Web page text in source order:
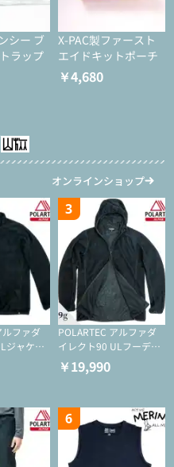
シー ブ
ラップ
X-PAC製ファースト
エイドキットポーチ
￥4,680
オンラインショップ
ルファダ
ジャケッ
インサレ
レイヤ
3
POLARTEC アルファダ
イレクト90 ULフーディ
（アクティブインサレー
ション/ミドルレイヤー/
￥19,990
6